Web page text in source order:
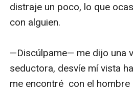
distraje un poco, lo que
con alguien.
—Discúlpame— me dijo una
seductora, desvíe mí vista
me encontré  con el